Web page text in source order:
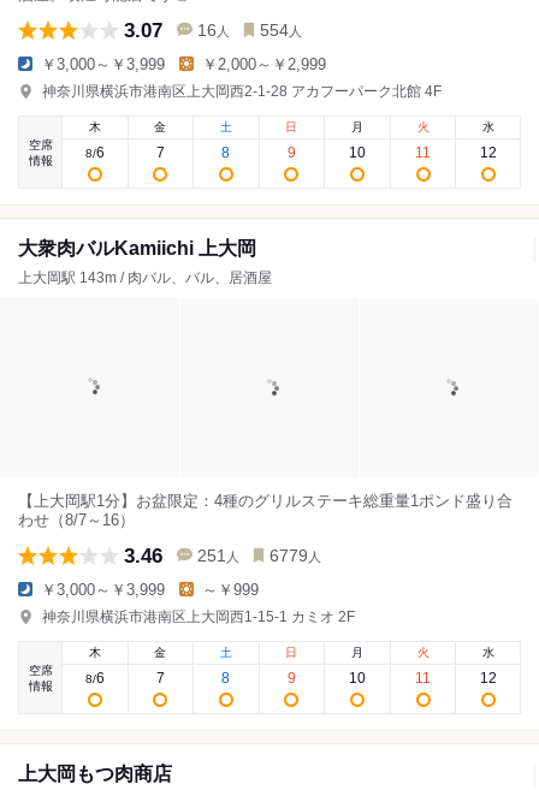
3.07 16 人 554 人
￥3,000～￥3,999 ￥2,000～￥2,999
神奈川県横浜市港南区上大岡西2-1-28 アカフーパーク北館 4F
空席
情報
木
8/6
金
7
土
8
日
9
月
10
火
11
水
12
大衆肉バルKamiichi 上大岡
上大岡駅 143m / 肉バル、バル、居酒屋
【上大岡駅1分】お盆限定：4種のグリルステーキ総重量1ポンド盛り合
わせ（8/7～16）
3.46 251 人 6779 人
￥3,000～￥3,999 ～￥999
神奈川県横浜市港南区上大岡西1-15-1 カミオ 2F
空席
情報
木
8/6
金
7
土
8
日
9
月
10
火
11
水
12
上大岡もつ肉商店